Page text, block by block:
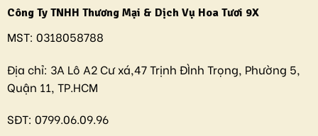
Công Ty TNHH Thương Mại & Dịch Vụ Hoa Tươi 9X
MST: 0318058788
Địa chỉ: 3A Lô A2 Cư xá,47 Trịnh ĐÌnh Trọng, Phường 5,
Quận 11, TP.HCM
SĐT: 0799.06.09.96